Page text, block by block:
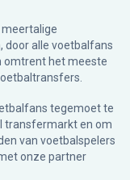
meertalige
door alle voetbalfans
omtrent het meeste
tegemoet te
transfermarkt en om
van voetbalspelers
onze partner